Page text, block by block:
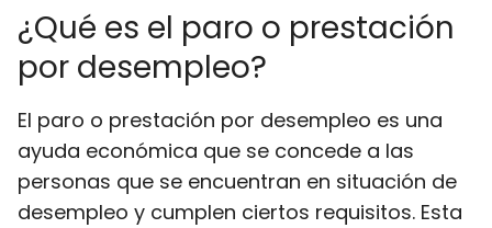
¿Qué es el paro o prestación
por desempleo?
El paro o prestación por desempleo es una
ayuda económica que se concede a las
personas que se encuentran en situación de
desempleo y cumplen ciertos requisitos. Esta